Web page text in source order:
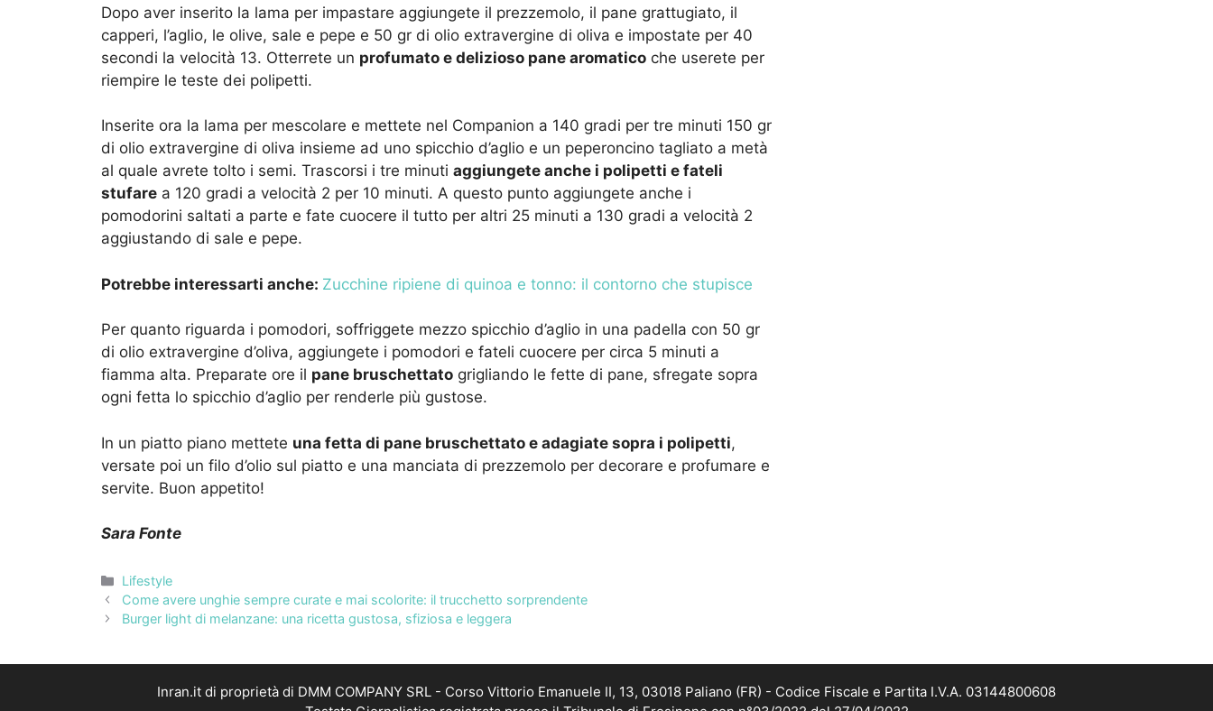
Dopo aver inserito la lama per impastare aggiungete il prezzemolo, il pane grattugiato, il
capperi, l’aglio, le olive, sale e pepe e 50 gr di olio extravergine di oliva e impostate per 40
secondi la velocità 13. Otterrete un profumato e delizioso pane aromatico che userete per
riempire le teste dei polipetti.
Inserite ora la lama per mescolare e mettete nel Companion a 140 gradi per tre minuti 150 gr
di olio extravergine di oliva insieme ad uno spicchio d’aglio e un peperoncino tagliato a metà
al quale avrete tolto i semi. Trascorsi i tre minuti aggiungete anche i polipetti e fateli
stufare a 120 gradi a velocità 2 per 10 minuti. A questo punto aggiungete anche i
pomodorini saltati a parte e fate cuocere il tutto per altri 25 minuti a 130 gradi a velocità 2
aggiustando di sale e pepe.
Potrebbe interessarti anche: Zucchine ripiene di quinoa e tonno: il contorno che stupisce
Per quanto riguarda i pomodori, soffriggete mezzo spicchio d’aglio in una padella con 50 gr
di olio extravergine d’oliva, aggiungete i pomodori e fateli cuocere per circa 5 minuti a
fiamma alta. Preparate ore il pane bruschettato grigliando le fette di pane, sfregate sopra
ogni fetta lo spicchio d’aglio per renderle più gustose.
In un piatto piano mettete una fetta di pane bruschettato e adagiate sopra i polipetti,
versate poi un filo d’olio sul piatto e una manciata di prezzemolo per decorare e profumare e
servite. Buon appetito!
Sara Fonte
Categorie
Lifestyle
Come avere unghie sempre curate e mai scolorite: il trucchetto sorprendente
Burger light di melanzane: una ricetta gustosa, sfiziosa e leggera
Inran.it di proprietà di DMM COMPANY SRL - Corso Vittorio Emanuele II, 13, 03018 Paliano (FR) - Codice Fiscale e Partita I.V.A. 03144800608